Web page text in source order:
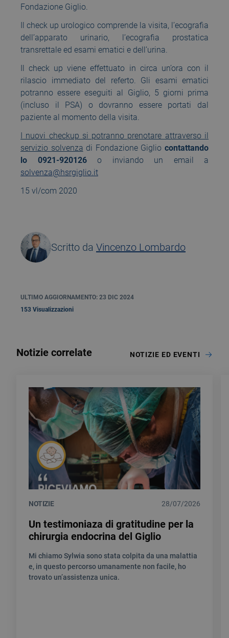
Fondazione Giglio.
Il check up urologico comprende la visita, l’ecografia
dell’apparato urinario, l’ecografia prostatica
transrettale ed esami ematici e dell’urina.
Il check up viene effettuato in circa un’ora con il
rilascio immediato del referto. Gli esami ematici
potranno essere eseguiti al Giglio, 5 giorni prima
(incluso il PSA) o dovranno essere portati dal
paziente al momento della visita.
I nuovi checkup si potranno prenotare attraverso il
servizio solvenza di Fondazione Gigliocontattando
lo 0921-920126o inviando un email a
solvenza@hsrgiglio.it
15 vl/com 2020
Scritto da Vincenzo Lombardo
ULTIMO AGGIORNAMENTO: 23 DIC 2024
153 Visualizzazioni
Notizie correlate NOTIZIE ED EVENTI
NOTIZIE 28/07/2026
Un testimoniaza di gratitudine per la
chirurgia endocrina del Giglio
Mi chiamo Sylwia sono stata colpita da una malattia
e, in questo percorso umanamente non facile, ho
trovato un’assistenza unica.